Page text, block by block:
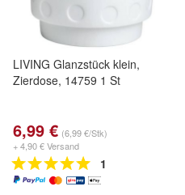
LIVING Glanzstück klein,
Zierdose, 14759 1 St
6,99 € (6,99 €/Stk)
+ 4,90 € Versand
1